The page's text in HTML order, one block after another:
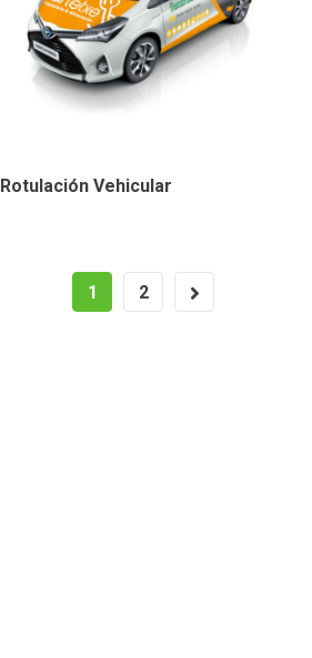
Rotulación Vehicular
1 2